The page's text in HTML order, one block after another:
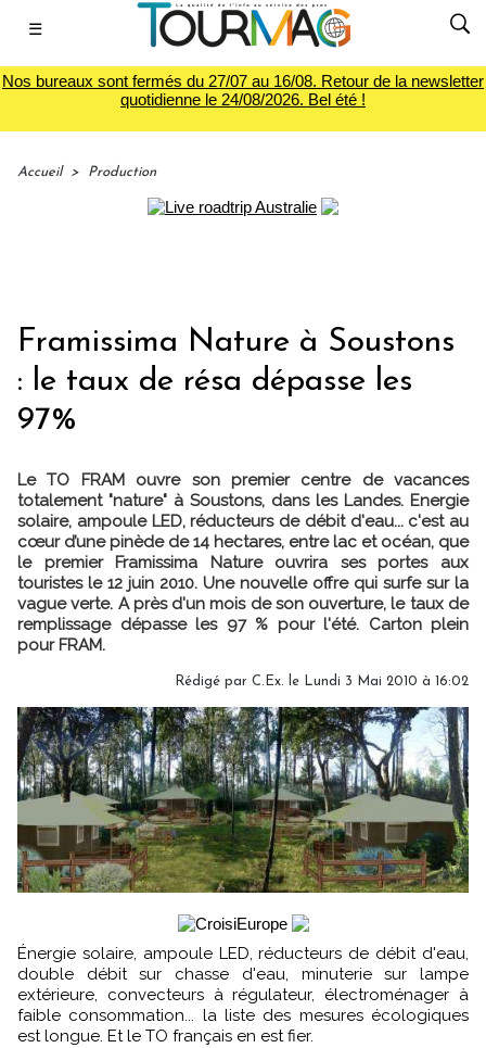
☰
Nos bureaux sont fermés du 27/07 au 16/08. Retour de la newsletter
quotidienne le 24/08/2026. Bel été !
Accueil > Production
Framissima Nature à Soustons
: le taux de résa dépasse les
97%
Le TO FRAM ouvre son premier centre de vacances
totalement "nature" à Soustons, dans les Landes. Energie
solaire, ampoule LED, réducteurs de débit d'eau... c'est au
cœur d’une pinède de 14 hectares, entre lac et océan, que
le premier Framissima Nature ouvrira ses portes aux
touristes le 12 juin 2010. Une nouvelle offre qui surfe sur la
vague verte. A près d'un mois de son ouverture, le taux de
remplissage dépasse les 97 % pour l'été. Carton plein
pour FRAM.
Rédigé par C.Ex. le Lundi 3 Mai 2010 à 16:02
Énergie solaire, ampoule LED, réducteurs de débit d'eau,
double débit sur chasse d'eau, minuterie sur lampe
extérieure, convecteurs à régulateur, électroménager à
faible consommation... la liste des mesures écologiques
est longue. Et le TO français en est fier.